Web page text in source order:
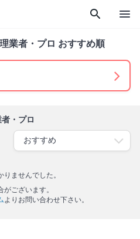
search menu
業者・プロ おすすめ順
・プロ
ませんでした。
ございます。
よりお問い合わせ下さい。